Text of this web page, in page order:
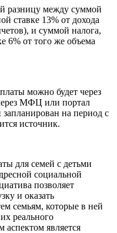
разницу между суммой
ставке 13% от дохода
и суммой налога,
6% от того же объема
можно будет через
МФЦ или портал
на период с
источник.
для семей с детьми
социальной
позволяет
и оказать
семьям, которые в ней
реального
является